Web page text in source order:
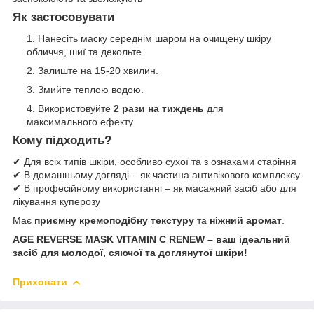
Як застосовувати
Нанесіть маску середнім шаром на очищену шкіру
обличчя, шиї та декольте.
Залиште на 15-20 хвилин.
Змийте теплою водою.
Використовуйте 2 рази на тиждень для
максимального ефекту.
Кому підходить?
✔ Для всіх типів шкіри, особливо сухої та з ознаками старіння
✔ В домашньому догляді – як частина антивікового комплексу
✔ В професійному використанні – як масажний засіб або для
лікування куперозу
Має приємну кремоподібну текстуру та ніжний аромат
AGE REVERSE MASK VITAMIN C RENEW – ваш ідеальний
засіб для молодої, сяючої та доглянутої шкіри!
Приховати